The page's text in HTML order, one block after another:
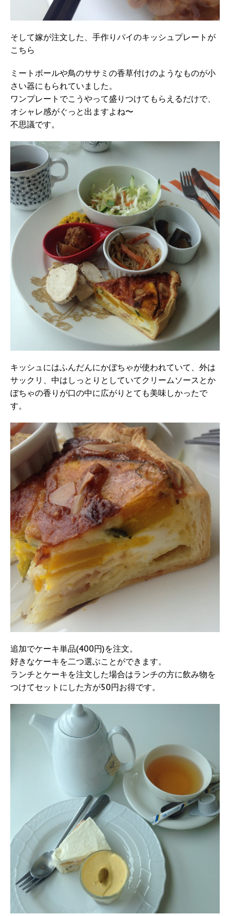
そして嫁が注文した、手作りパイのキッシュプレートが
こちら
ミートボールや鳥のササミの香草付けのようなものが小
さい器にもられていました。
ワンプレートでこうやって盛りつけてもらえるだけで、
オシャレ感がぐっと出ますよね〜
不思議です。
キッシュにはふんだんにかぼちゃが使われていて、外は
サックリ、中はしっとりとしていてクリームソースとか
ぼちゃの香りが口の中に広がりとても美味しかったで
す。
追加でケーキ単品(400円)を注文。
好きなケーキを二つ選ぶことができます。
ランチとケーキを注文した場合はランチの方に飲み物を
つけてセットにした方が50円お得です。